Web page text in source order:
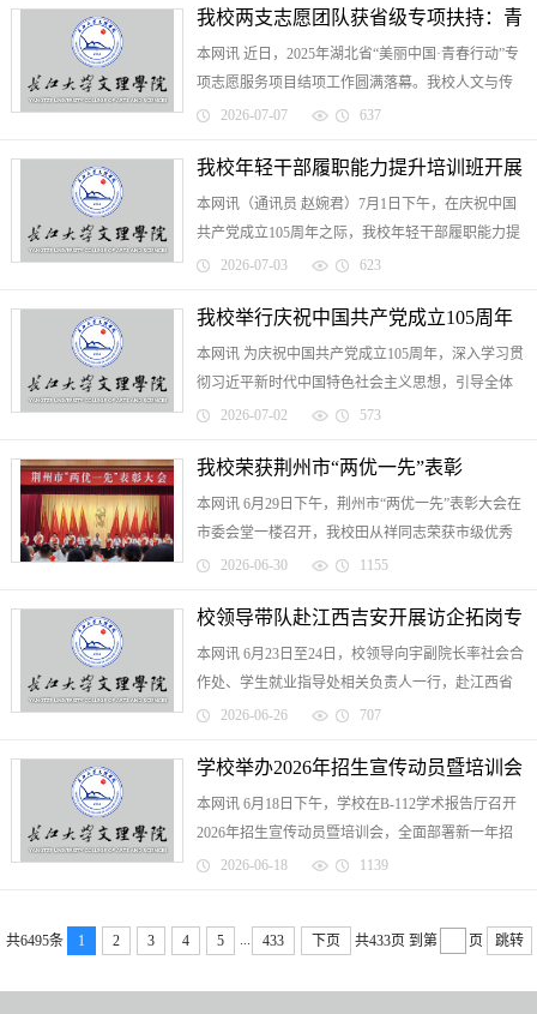
到位，学校于6月启动2...
我校两支志愿团队获省级专项扶持：青
春力量赋能“美丽湖北”建设
本网讯 近日，2025年湖北省“美丽中国·青春行动”专
项志愿服务项目结项工作圆满落幕。我校人文与传
媒学院“绿动荆江”志愿服务队、教育与心理学院“美
颖而出，凭...
2026-07-07 637
我校年轻干部履职能力提升培训班开展
第八次研讨交流
本网讯（通讯员 赵婉君）7月1日下午，在庆祝中国
共产党成立105周年之际，我校年轻干部履职能力提
升培训班第八次研讨交流会在图书馆512会议室举
为主题，院长助理...
2026-07-03 623
我校举行庆祝中国共产党成立105周年
活动
本网讯 为庆祝中国共产党成立105周年，深入学习贯
彻习近平新时代中国特色社会主义思想，引导全体
师生回顾党的光辉历史、赓续党的光荣传统与优良
动。当天上午10时，...
2026-07-02 573
我校荣获荆州市“两优一先”表彰
本网讯 6月29日下午，荆州市“两优一先”表彰大会在
市委会堂一楼召开，我校田从祥同志荣获市级优秀
共产党员称号，管理学院学生党支部获评市级先进
志，坚守教育初心，...
2026-06-30 1155
校领导带队赴江西吉安开展访企拓岗专
项调研
本网讯 6月23日至24日，校领导向宇副院长率社会合
作处、学生就业指导处相关负责人一行，赴江西省
吉安市井冈山经济技术开发区电子产业园开展访企
图由珠三角、长三角...
2026-06-26 707
学校举办2026年招生宣传动员暨培训会
本网讯 6月18日下午，学校在B-112学术报告厅召开
2026年招生宣传动员暨培训会，全面部署新一年招
生宣传工作。全体校领导出席会议，招生委员会成
2026-06-18 1139
共6495条 1 2 3 4 5 433 下页 共433页 到第 页 跳转